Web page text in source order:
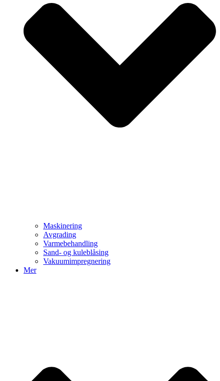
Maskinering
Avgrading
Varmebehandling
Sand- og kuleblåsing
Vakuumimpregnering
Mer